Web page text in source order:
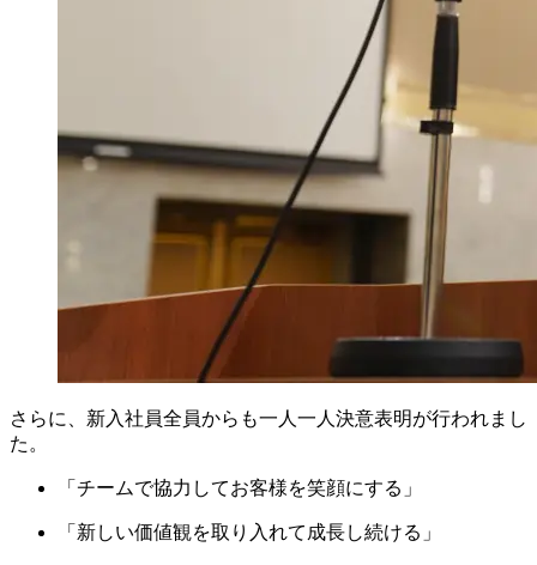
さらに、新入社員全員からも一人一人決意表明が行われまし
た。
「チームで協力してお客様を笑顔にする」
「新しい価値観を取り入れて成長し続ける」